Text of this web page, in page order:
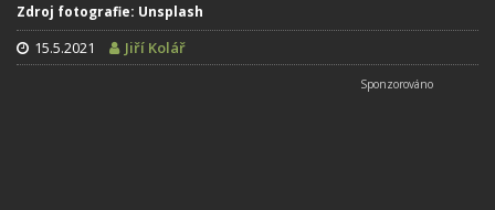
Zdroj fotografie: Unsplash
15.5.2021 Jiří Kolář